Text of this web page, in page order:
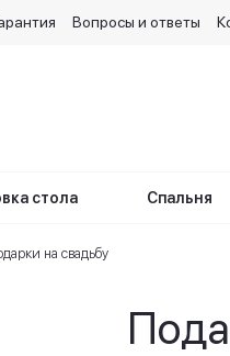
Вопросы и ответы
стола Спальня
на свадьбу